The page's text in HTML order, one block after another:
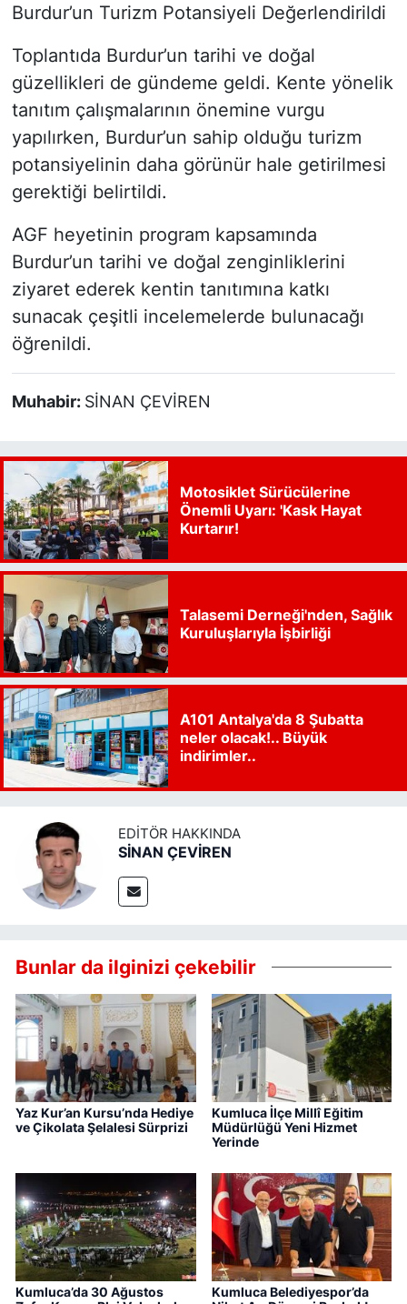
Burdur’un Turizm Potansiyeli Değerlendirildi
Toplantıda Burdur’un tarihi ve doğal
güzellikleri de gündeme geldi. Kente yönelik
tanıtım çalışmalarının önemine vurgu
yapılırken, Burdur’un sahip olduğu turizm
potansiyelinin daha görünür hale getirilmesi
gerektiği belirtildi.
AGF heyetinin program kapsamında
Burdur’un tarihi ve doğal zenginliklerini
ziyaret ederek kentin tanıtımına katkı
sunacak çeşitli incelemelerde bulunacağı
öğrenildi.
Muhabir: SİNAN ÇEVİREN
Motosiklet Sürücülerine
Önemli Uyarı: 'Kask Hayat
Kurtarır!
Talasemi Derneği'nden, Sağlık
Kuruluşlarıyla İşbirliği
A101 Antalya'da 8 Şubatta
neler olacak!.. Büyük
indirimler..
EDITÖR HAKKINDA
SİNAN ÇEVİREN
Bunlar da ilginizi çekebilir
Yaz Kur’an Kursu’nda Hediye
ve Çikolata Şelalesi Sürprizi
Kumluca İlçe Millî Eğitim
Müdürlüğü Yeni Hizmet
Yerinde
Kumluca’da 30 Ağustos
Kumluca Belediyespor’da